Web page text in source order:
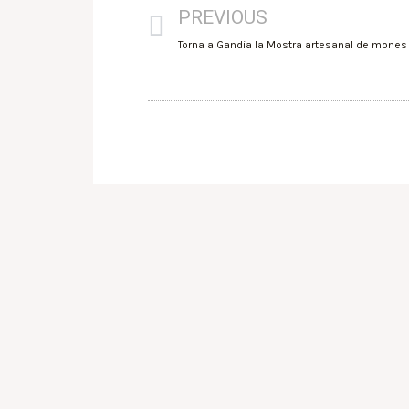
PREVIOUS
Torna a Gandia la Mostra artesanal de